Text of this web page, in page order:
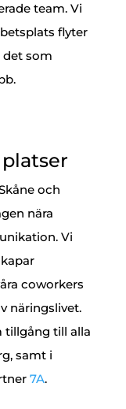
team. Vi
flyter
det som
och
nära
Vi
coworkers
näringslivet.
tillgång till alla
samt i
7A.